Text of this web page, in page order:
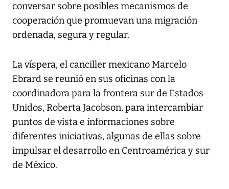
conversar sobre posibles mecanismos de
cooperación que promuevan una migración
ordenada, segura y regular.
La víspera, el canciller mexicano Marcelo
Ebrard se reunió en sus oficinas con la
coordinadora para la frontera sur de Estados
Unidos, Roberta Jacobson, para intercambiar
puntos de vista e informaciones sobre
diferentes iniciativas, algunas de ellas sobre
impulsar el desarrollo en Centroamérica y sur
de México.